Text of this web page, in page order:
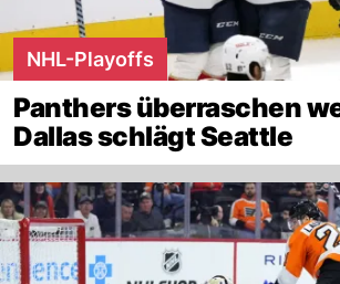
NHL-Playoffs
Panthers überraschen
Dallas schlägt Seattle